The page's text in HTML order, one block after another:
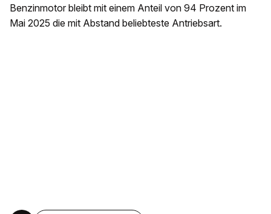
Benzinmotor bleibt mit einem Anteil von 94 Prozent im
Mai 2025 die mit Abstand beliebteste Antriebsart.